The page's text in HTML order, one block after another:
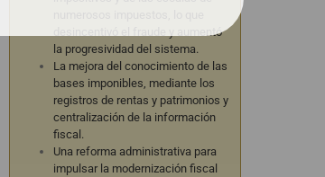
desincentivó el fraude y aumentó
la progresividad del sistema.
La mejora del conocimiento de las
bases imponibles, mediante los
registros de rentas y patrimonios y
centralización de la información
fiscal.
Una reforma administrativa para
impulsar la modernización fiscal